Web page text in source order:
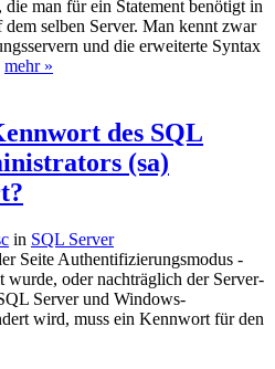
man für ein Statement benötigt in
selben Server. Man kennt zwar
und die erweiterte Syntax
mehr »
des SQL
(sa)
in SQL Server
Seite Authentifizierungsmodus -
wurde, oder nachträglich der Server-
Server und Windows-
wird, muss ein Kennwort für den